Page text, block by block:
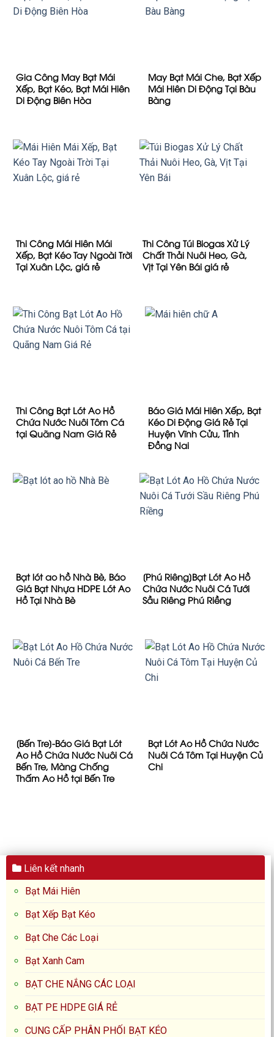
Gia Công May Bạt Mái
Xếp, Bạt Kéo, Bạt Mái Hiên
Di Động Biên Hòa
May Bạt Mái Che, Bạt Xếp
Mái Hiên Di Động Tại Bàu
Bàng
Thi Công Mái Hiên Mái
Xếp, Bạt Kéo Tay Ngoài Trời
Tại Xuân Lộc, giá rẻ
Thi Công Túi Biogas Xử Lý
Chất Thải Nuôi Heo, Gà,
Vịt Tại Yên Bái giá rẻ
Thi Công Bạt Lót Ao Hồ
Chứa Nước Nuôi Tôm Cá
tại Quãng Nam Giá Rẻ
Báo Giá Mái Hiên Xếp, Bạt
Kéo Di Động Giá Rẻ Tại
Huyện Vĩnh Cửu, Tỉnh
Đồng Nai
Bạt lót ao hồ Nhà Bè, Báo
Giá Bạt Nhựa HDPE Lót Ao
Hồ Tại Nhà Bè
[Phú Riêng]Bạt Lót Ao Hồ
Chứa Nước Nuôi Cá Tưới
Sầu Riêng Phú Riềng
[Bến Tre]-Báo Giá Bạt Lót
Ao Hồ Chứa Nước Nuôi Cá
Bến Tre, Màng Chống
Thấm Ao Hồ tại Bến Tre
Bạt Lót Ao Hồ Chứa Nước
Nuôi Cá Tôm Tại Huyện Củ
Chi
Liên kết nhanh
Bạt Mái Hiên
Bạt Xếp Bạt Kéo
Bạt Che Các Loại
Bạt Xanh Cam
BẠT CHE NẮNG CÁC LOẠI
BẠT PE HDPE GIÁ RẺ
CUNG CẤP PHÂN PHỐI BẠT KÉO